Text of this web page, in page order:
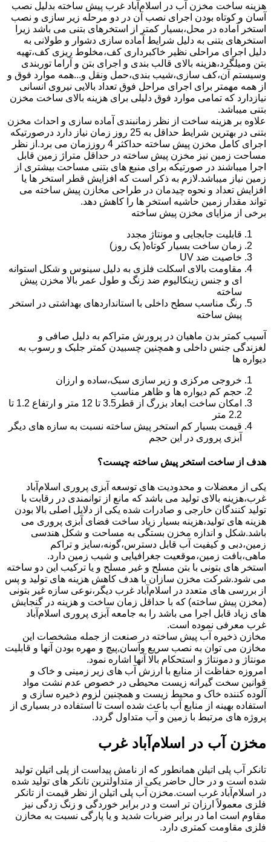
هزینه ساخت مخزن آب در اسلام‌آباد غرب پیش ساخته بدلیل نصب
آسان و کوتاه بودن اجرای نصب آن در دو مرحله زیر سازی و نصب
استخر آماده در محل،بسیار کمتر از استخرهای بتنی می باشد زیرا
استخرهای بتنی به دلیل شرایط آماده سازی دشوار و طولانی به
دلیل اجرای مراحلی نظیر خاکبرداری کف،مخلوط ریزی کف،تهیه
بتن ومیلگرد،هزینه بالای قالب بندی و اجرای بتن و آراما توربندی
وسیستم آن،کف سازی،شیب بندی،حمل ونقل و...همه موارد فوق و
از همه مهمتر برای اجرای مراحل فوق تعداد بالایی نیروی انسانی
نیازدارد که تمامی موارد فوق دلیلی برای هزینه بالای ساخت مخزن
بتنی میباشد.
علاوه بر هزینه ساخت از نظر زمانبندی آماده سازی و احداث مخزن
بتنی در بهترین شرایط حداقل به 25 روز زمان نیاز دارد درصورتیکه
اجرای کامل مخزن پیش ساخته حداکثر 4 روززمان می برد.از نظر
مساحت زمین نیز مخزن پیش ساخته در حداقل متراژ زمین قابل
اجرا میباشند در صورتیکه برای منبع های بتنی مساحت بیشتری از
زمین نیاز میباشد.لازم به ذکر است که افزایش قطر استخر ها یا
افزایش تعداد و نحوه چیدمان در طراحی مخازن پیش ساخته می
تواند مقدار زمین حاشیه استخر ها را کاهش دهد.
برخی از مزایای مخزن پیش ساخته
قابلیت جابجایی و مونتاژ مجدد
زمان ساخت بسیار کوتاه( یک روز)
خاصیت ضد UV
مقاومت بالای اسکلت فلزی به دلیل سینوس و شکل استوانه
ای و جنس زینکالیوم ضد زنگ و طول عمر بالا مخزن پیش
ساخته
رنگ مناسب سطح داخلی با استانداردهای بهداشتی در استخر
پیش ساخته
آسیب کمتر بدن ماهیان در پرورش متراکم به دلیل صافی و
لغزندگی جنس داخلی و همچنین چسبیدن کمتر جلبک و رسوب به
دیواره ها
خروجی مرکزی و زیر سازی سبک،ساده و ارزان
حجم کم دیواره ها و ظاهر مناسب
امکان ساخت ابعاد بزرگ از قطر3.5 تا 12 متر و ارتفاع 1.2 تا
2.2 متر
قیمت بسیار کم استخر پیش ساخته نسبت به سازه های دیگر
آبزی پروری در این حجم
هدف از ساخت استخر پیش ساخته چیست؟
یکی از معضلات و محدودیت های توسعه آبزی پروری اسلام‌آباد
غرب،هزینه بالای تولید می باشد که مانع از توانمندی در رقابت با
تولید کنندگان خارجی و صادرات شده یکی از دلایل اصلی بالا بودن
هزینه های تولید،هزینه بسیار زیاد ساخت فضای آبزی پروری می
باشد.شکل و اندازه مخزن بستگی به مساحت و شکل هندسی
زمین،دبی و کیفیت آب قابل دسترس،گونه،سایز و تراکم
ماهی،بافت زمین،موقعیت جغرافیایی و شیب زمین دارد.
استخر های بتونی با بتن مسلح و غیر مسلح و یا ترکیب این دو ساخته
می شود.شرکت مخزن سازان با هدف کاهش هزینه های تولید و پس
از بررسی های متعدد در اسلام‌آباد غرب دیگر،نوعی سازه غیر بتونی
(مخزن پیش ساخته) که با حداقل زمان ساخت و هزینه در گنجایش
های زیاد قابل اجرا می باشد را به جامعه آبزی پروری اسلام‌آباد
غرب معرفی نموده است.
مخازن ذخیره آب پیش ساخته در صنعت از جمله مشخصات این
مخازن می توان به نصب سریع وآسان,پیچ و مهره بودن آنها و قابلیت
مونتاژ و دمونتاژ و استحکام بالا آنها اشاره نمود.
امروزه حفاظت از منابع با ارزش آب های زیر زمینی و خاک و
قوانین سخت گیرانه زیست محیطی در خصوص عدم نشت مواد
آلوده کننده خاک و محیط زیست و همچنین لزوم ذخیره سازی و
استفاده بهینه از منابع آب باعث شده است تا استفاده در بسیاری از
پروژه های مرتبط با زمین و آب متداول گردد.
مخزن آب در اسلام‌آباد غرب
تانکر آب پلی اتیلن همانطور که از نامش پیداست از پلی اتیلن تولید
شده است و در حال حاضر یکی از متداولترین تانکر های تولید شده
در اسلام‌آباد غرب است.مخزن آب پلی اتیلن از نظر قیمت از تانکر
فلزی معمولاً ارزان تر است و در برابر خوردگی و زنگ زدگی نیز
مقاوم است اما در برابر ضربات شدید و یا پارگی نسبت به مخازن
فلزی مقاومت کمتری دارد.